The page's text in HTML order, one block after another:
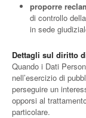
proporre
di controllo
in sede
Dettagli sul diritto
Quando i Dati
nell’esercizio di
perseguire un
opporsi al
particolare.